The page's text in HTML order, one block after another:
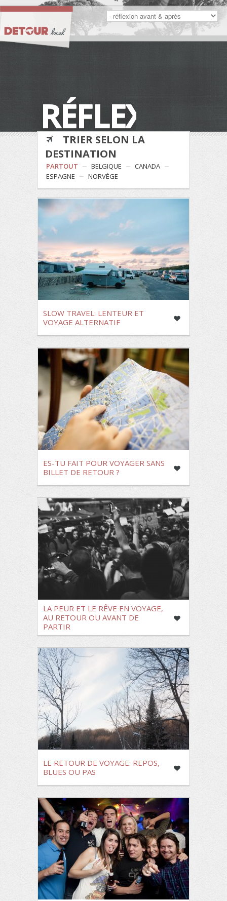
RÉFLEXION
TRIER SELON LA
DESTINATION
PARTOUT BELGIQUE
CANADA
ESPAGNE
NORVÈGE
SLOW TRAVEL: LENTEUR ET
VOYAGE ALTERNATIF
ES-TU FAIT POUR VOYAGER SANS
BILLET DE RETOUR ?
LA PEUR ET LE RÊVE EN VOYAGE,
AU RETOUR OU AVANT DE
PARTIR
LE RETOUR DE VOYAGE: REPOS,
BLUES OU PAS